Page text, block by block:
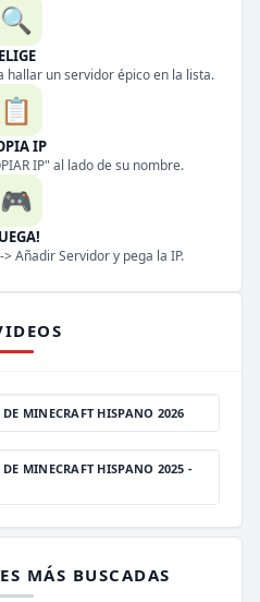
🔍
ELIGE
hallar un servidor épico en la lista.
📋
IP
IP" al lado de su nombre.
🎮
Añadir Servidor y pega la IP.
DE MINECRAFT HISPANO 2026
DE MINECRAFT HISPANO 2025 -
MÁS BUSCADAS